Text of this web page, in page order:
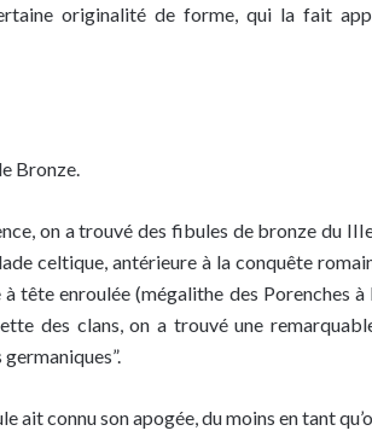
originalité de forme, qui la fait
Bronze.
on a trouvé des fibules de bronze du
celtique, antérieure à la conquête
tête enroulée (mégalithe des Porenches
des clans, on a trouvé une
connu son apogée, du moins en tant